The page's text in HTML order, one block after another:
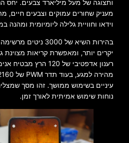
מעניק שחורים עמוקים וצבעים חיים,
וידאו וחוויית גלילה ליומיומית ומהנה
בהירות השיא של 3000
יקרים יותר, ומאפשרת קריאות
רענון אדפטיבי של 120
עיניים בשימוש ממושך. זהו מסך
נוחות שימוש אמיתית לאורך זמן.